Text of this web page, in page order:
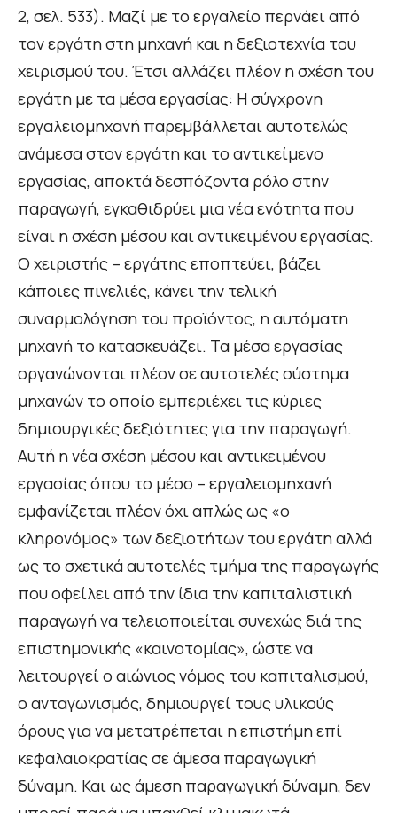
2, σελ. 533). Μαζί με το εργαλείο περνάει από
τον εργάτη στη μηχανή και η δεξιοτεχνία του
χειρισμού του. Έτσι αλλάζει πλέον η σχέση του
εργάτη με τα μέσα εργασίας: Η σύγχρονη
εργαλειομηχανή παρεμβάλλεται αυτοτελώς
ανάμεσα στον εργάτη και το αντικείμενο
εργασίας, αποκτά δεσπόζοντα ρόλο στην
παραγωγή, εγκαθιδρύει μια νέα ενότητα που
είναι η σχέση μέσου και αντικειμένου εργασίας.
Ο χειριστής – εργάτης εποπτεύει, βάζει
κάποιες πινελιές, κάνει την τελική
συναρμολόγηση του προϊόντος, η αυτόματη
μηχανή το κατασκευάζει. Τα μέσα εργασίας
οργανώνονται πλέον σε αυτοτελές σύστημα
μηχανών το οποίο εμπεριέχει τις κύριες
δημιουργικές δεξιότητες για την παραγωγή.
Αυτή η νέα σχέση μέσου και αντικειμένου
εργασίας όπου το μέσο – εργαλειομηχανή
εμφανίζεται πλέον όχι απλώς ως «ο
κληρονόμος» των δεξιοτήτων του εργάτη αλλά
ως το σχετικά αυτοτελές τμήμα της παραγωγής
που οφείλει από την ίδια την καπιταλιστική
παραγωγή να τελειοποιείται συνεχώς διά της
επιστημονικής «καινοτομίας», ώστε να
λειτουργεί ο αιώνιος νόμος του καπιταλισμού,
ο ανταγωνισμός, δημιουργεί τους υλικούς
όρους για να μετατρέπεται η επιστήμη επί
κεφαλαιοκρατίας σε άμεσα παραγωγική
δύναμη. Και ως άμεση παραγωγική δύναμη, δεν